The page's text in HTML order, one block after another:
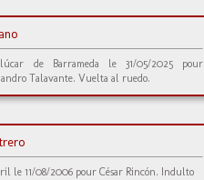
de Barrameda le 31/05/2025 pour
Talavante. Vuelta al ruedo.
le 11/08/2006 pour César Rincón. Indulto